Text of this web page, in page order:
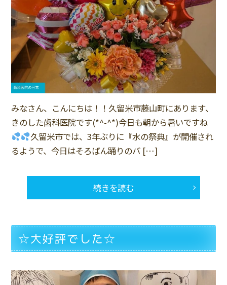
みなさん、こんにちは！！久留米市藤山町にあります、
きのした歯科医院です(*^-^*)今日も朝から暑いですね
久留米市では、3年ぶりに『水の祭典』が開催され
るようで、今日はそろばん踊りのパ […]
続きを読む
☆大好評でした☆